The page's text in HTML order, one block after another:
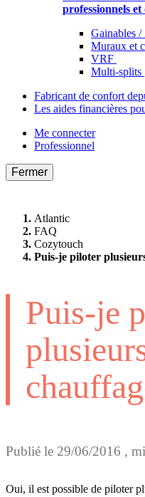
professionnels et
Gainables
Muraux et
VRF
Multi-splits
Fabricant de confort
Les aides financières
Me connecter
Professionnel
Fermer
Atlantic
FAQ
Cozytouch
Puis-je piloter
Puis-je
Publié le 29/06/2016 ,
Oui, il est possible de piloter